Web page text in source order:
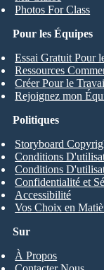
Photos For Class
Pour les Équipes
Essai Gratuit Pour
Ressources
Créer Pour le
Rejoignez mon
Sur
À Propos
Politiques
Storyboard
Conditions
Conditions
Confidentialité et
Accessibilité
Vos Choix en